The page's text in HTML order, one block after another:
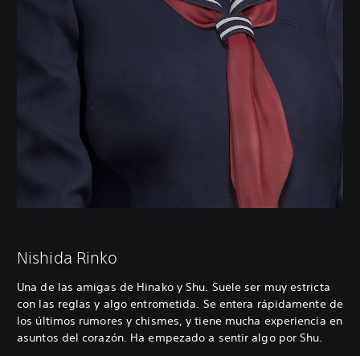
Nishida Rinko
Una de las amigas de Hinako y Shu. Suele ser muy estricta
con las reglas y algo entrometida. Se entera rápidamente de
los últimos rumores y chismes, y tiene mucha experiencia en
asuntos del corazón. Ha empezado a sentir algo por Shu.